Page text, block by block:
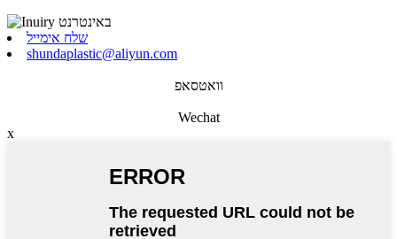
שלח אימייל
shundaplastic@aliyun.com
וואטסאפ
Wechat
x